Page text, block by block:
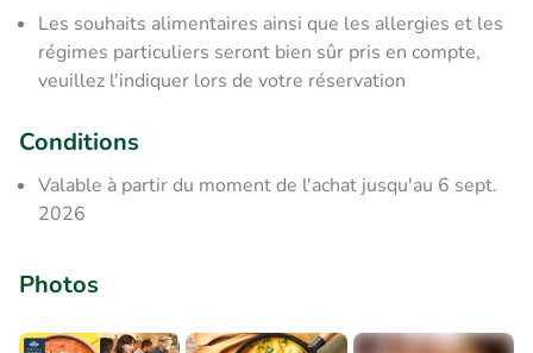
Les souhaits alimentaires ainsi que les allergies et les
régimes particuliers seront bien sûr pris en compte,
veuillez l'indiquer lors de votre réservation
Conditions
Valable à partir du moment de l'achat jusqu'au 6 sept.
2026
Photos